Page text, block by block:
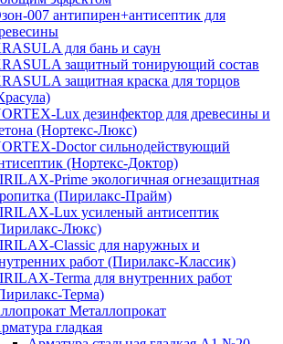
007 антипирен+антисептик для
для бань и саун
защитный тонирующий состав
защитная краска для торцов
Lux дезинфектор для древесины и
(Нортекс-Люкс)
Doctor сильнодействующий
(Нортекс-Доктор)
Prime экологичная огнезащитная
(Пирилакс-Прайм)
Lux усиленый антисептик
Люкс)
Classic для наружных и
работ (Пирилакс-Классик)
Terma для внутренних работ
Терма)
Металлопрокат
гладкая